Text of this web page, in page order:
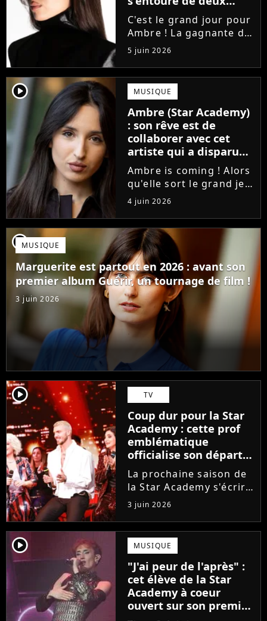
proches de Slimane
C'est le grand jour pour
Ambre ! La gagnante de
la Star Academy fait ses
premiers pas dans
l'industrie en publiant
J'me demande, un
premier single que la
chanteuse a
confectionné avec...
5 juin 2026
player2 MUSIQUE
Ambre (Star Academy)
: son rêve est de
collaborer avec cet
artiste qui a disparu
des radars, "c'est un
génie"
Ambre is coming ! Alors
qu'elle sort le grand jeu
cette semaine en
publiant son premier
single J'me demande, la
gagnante de la Star
Academy affiche
clairement ses
ambitions. Son rêve...
4 juin 2026
player2MUSIQUE
Marguerite est partout en 2026 : avant son
premier album Guérir, un tournage de film !
3 juin 2026
player2 TV
Coup dur pour la Star
Academy : cette prof
emblématique
officialise son départ,
"Ça devenait assez
compliqué"
La prochaine saison de
la Star Academy s'écrira
avec une nouvelle
recrue dans ses rangs.
Coach d'expression
scénique de l'émission,
Marlène Schaff ne
rempilera pas à la table
des professeurs...
3 juin 2026
player2 MUSIQUE
"J'ai peur de l'après" :
cet élève de la Star
Academy à coeur
ouvert sur son premier